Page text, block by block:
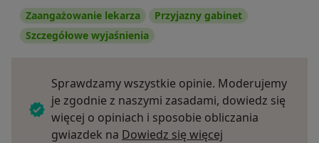
Zaangażowanie lekarza
Przyjazny gabinet
Szczegółowe wyjaśnienia
Sprawdzamy wszystkie opinie. Moderujemy
je zgodnie z naszymi zasadami, dowiedz się
więcej o opiniach i sposobie obliczania
gwiazdek na Dowiedz się więcej